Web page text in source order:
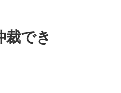
裁でき